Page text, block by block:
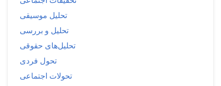
تحلیل موسیقی
تحلیل و بررسی
تحلیل‌های حقوقی
تحول فردی
تحولات اجتماعی